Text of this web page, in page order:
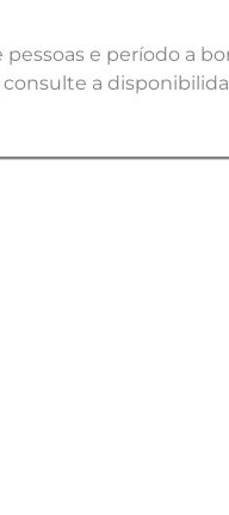
e período a
a